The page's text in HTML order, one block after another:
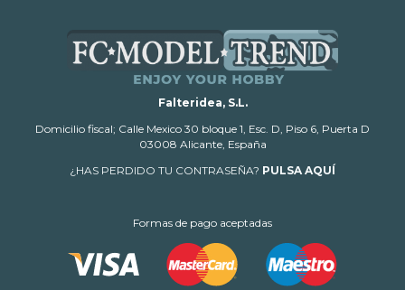
Falteridea, S.L.
Domicilio fiscal; Calle Mexico 30 bloque 1, Esc. D, Piso 6, Puerta D
03008 Alicante, España
¿HAS PERDIDO TU CONTRASEÑA? PULSA AQUÍ
Formas de pago aceptadas